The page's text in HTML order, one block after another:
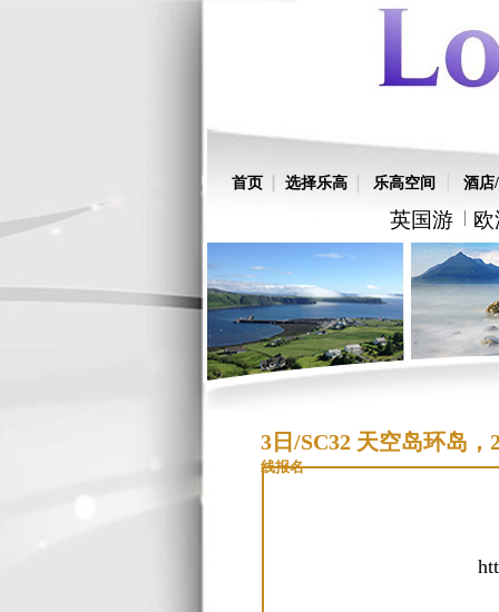
首页 选择乐高 乐高空间 酒店
英国游
3日/SC32 天空岛环岛
线报名